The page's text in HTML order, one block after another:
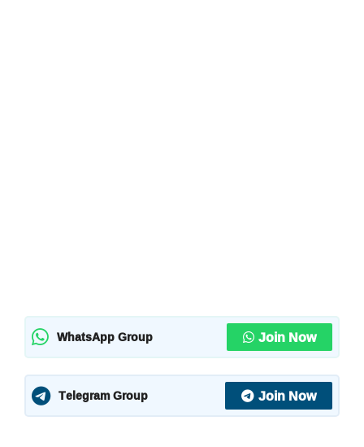
WhatsApp Group Join Now
Telegram Group Join Now